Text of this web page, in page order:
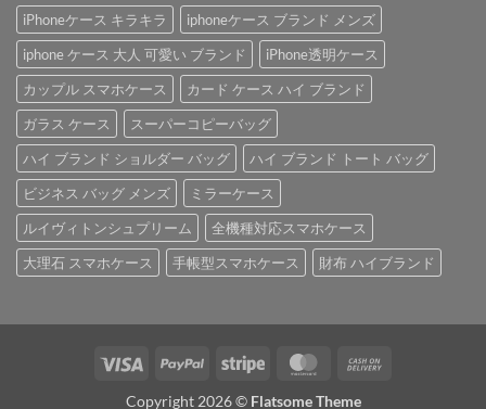
iPhoneケース キラキラ
iphoneケース ブランド メンズ
iphone ケース 大人 可愛い ブランド
iPhone透明ケース
カップル スマホケース
カード ケース ハイ ブランド
ガラス ケース
スーパーコピーバッグ
ハイ ブランド ショルダー バッグ
ハイ ブランド トート バッグ
ビジネス バッグ メンズ
ミラーケース
ルイヴィトンシュプリーム
全機種対応スマホケース
大理石 スマホケース
手帳型スマホケース 財布 ハイブランド
Visa PayPal Stripe MasterCard
Copyright 2026 © Flatsome Theme